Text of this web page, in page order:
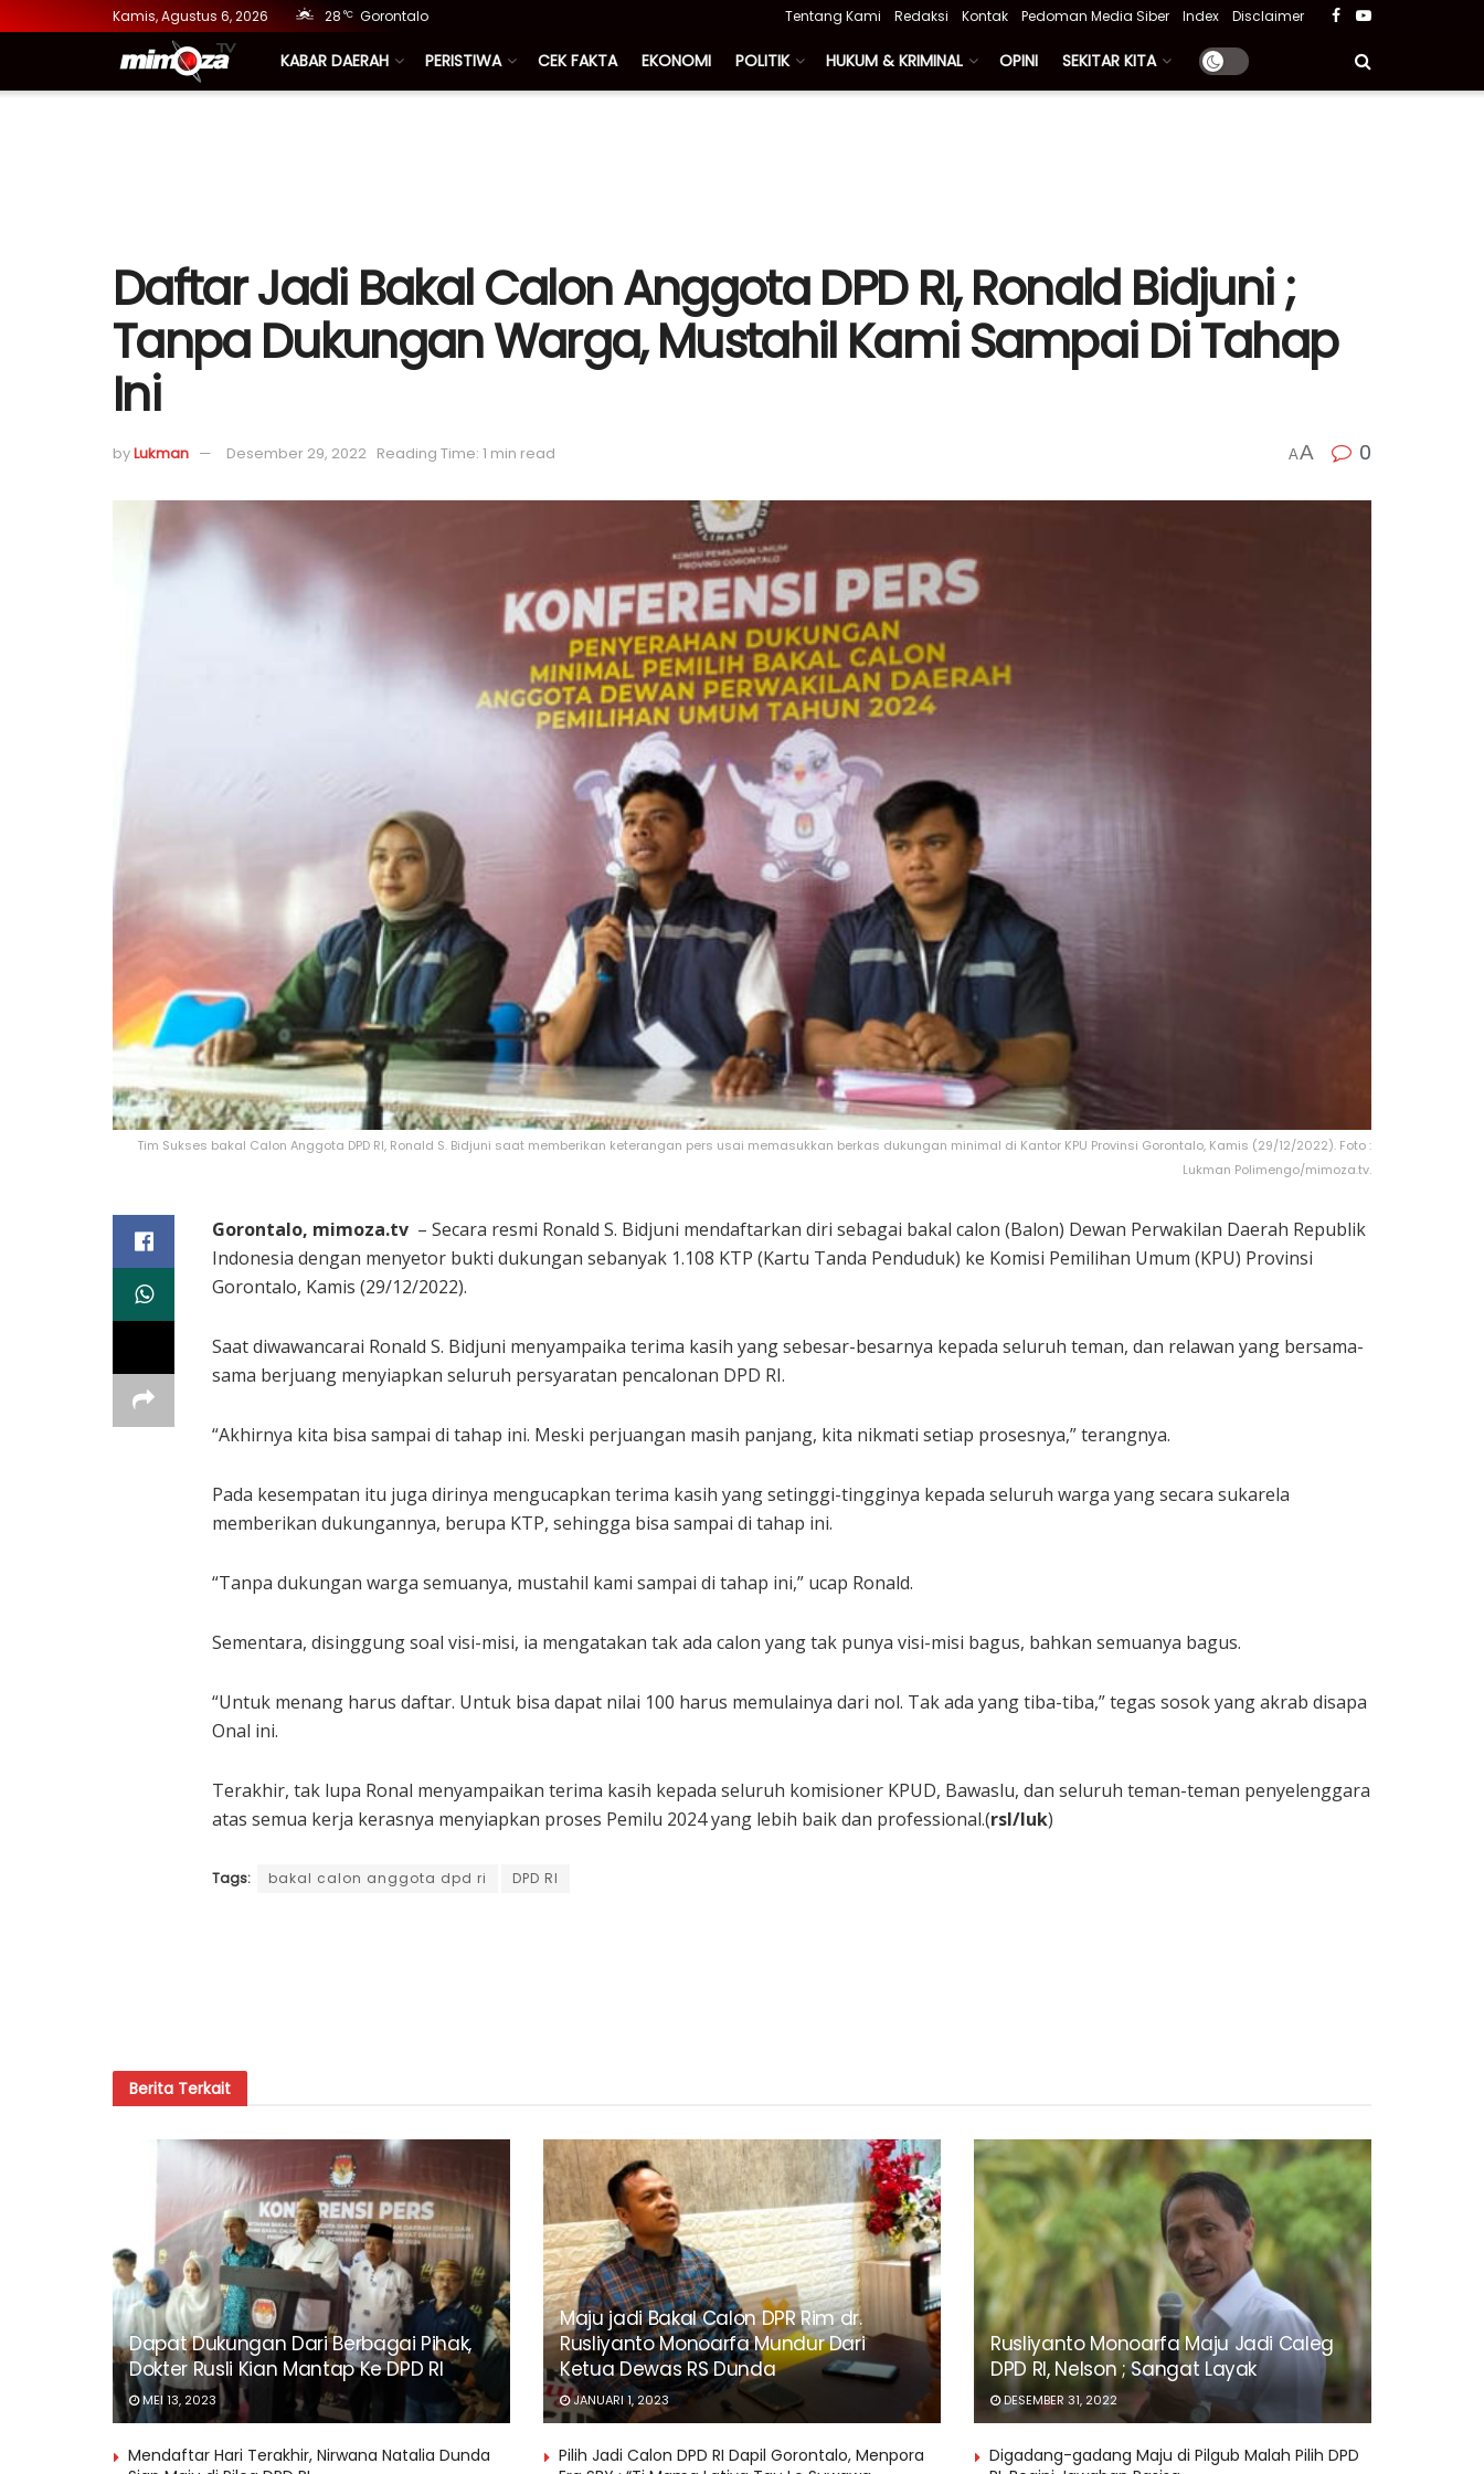
Kamis, Agustus 6, 2026 28 °C Gorontalo Tentang Kami Redaksi Kontak Pedoman Media Siber Index Disclaimer
KABAR DAERAH PERISTIWA CEK FAKTA EKONOMI POLITIK HUKUM & KRIMINAL OPINI SEKITAR KITA
Daftar Jadi Bakal Calon Anggota DPD RI, Ronald Bidjuni ;
Tanpa Dukungan Warga, Mustahil Kami Sampai Di Tahap
Ini
byLukman Desember 29, 2022 Reading Time: 1 min read AA 0
Tim Sukses bakal Calon Anggota DPD RI, Ronald S. Bidjuni saat memberikan keterangan pers usai memasukkan berkas dukungan minimal di Kantor KPU Provinsi Gorontalo, Kamis (29/12/2022). Foto :
Lukman Polimengo/mimoza.tv.
Gorontalo, mimoza.tv – Secara resmi Ronald S. Bidjuni mendaftarkan diri sebagai bakal calon (Balon) Dewan Perwakilan Daerah Republik
Indonesia dengan menyetor bukti dukungan sebanyak 1.108 KTP (Kartu Tanda Penduduk) ke Komisi Pemilihan Umum (KPU) Provinsi
Gorontalo, Kamis (29/12/2022).
Saat diwawancarai Ronald S. Bidjuni menyampaika terima kasih yang sebesar-besarnya kepada seluruh teman, dan relawan yang bersama-
sama berjuang menyiapkan seluruh persyaratan pencalonan DPD RI.
“Akhirnya kita bisa sampai di tahap ini. Meski perjuangan masih panjang, kita nikmati setiap prosesnya,” terangnya.
Pada kesempatan itu juga dirinya mengucapkan terima kasih yang setinggi-tingginya kepada seluruh warga yang secara sukarela
memberikan dukungannya, berupa KTP, sehingga bisa sampai di tahap ini.
“Tanpa dukungan warga semuanya, mustahil kami sampai di tahap ini,” ucap Ronald.
Sementara, disinggung soal visi-misi, ia mengatakan tak ada calon yang tak punya visi-misi bagus, bahkan semuanya bagus.
“Untuk menang harus daftar. Untuk bisa dapat nilai 100 harus memulainya dari nol. Tak ada yang tiba-tiba,” tegas sosok yang akrab disapa
Onal ini.
Terakhir, tak lupa Ronal menyampaikan terima kasih kepada seluruh komisioner KPUD, Bawaslu, dan seluruh teman-teman penyelenggara
atas semua kerja kerasnya menyiapkan proses Pemilu 2024 yang lebih baik dan professional.(rsl/luk)
Tags: bakal calon anggota dpd ri DPD RI
Berita Terkait
Dapat Dukungan Dari Berbagai Pihak,
Dokter Rusli Kian Mantap Ke DPD RI
MEI 13, 2023
Maju jadi Bakal Calon DPR Rim dr.
Rusliyanto Monoarfa Mundur Dari
Ketua Dewas RS Dunda
JANUARI 1, 2023
Rusliyanto Monoarfa Maju Jadi Caleg
DPD RI, Nelson ; Sangat Layak
DESEMBER 31, 2022
Mendaftar Hari Terakhir, Nirwana Natalia Dunda
Pilih Jadi Calon DPD RI Dapil Gorontalo, Menpora
Digadang-gadang Maju di Pilgub Malah Pilih DPD